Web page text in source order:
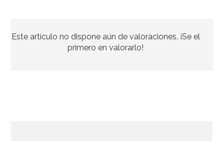
11,50€
Este artículo no dispone aún de valoraciones. ¡Se el
primero en valorarlo!